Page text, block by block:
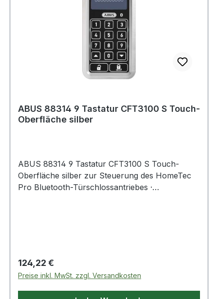
ABUS 88314 9 Tastatur CFT3100 S Touch-
Oberfläche silber
ABUS 88314 9 Tastatur CFT3100 S Touch-
Oberfläche silber zur Steuerung des HomeTec
Pro Bluetooth-Türschlossantriebes ·
und ABUS Keycard · Bluetooth-Funkstandard ·
Spannungsversorgung per Batterie
Regulärer Preis:
124,22 €
Preise inkl. MwSt. zzgl. Versandkosten